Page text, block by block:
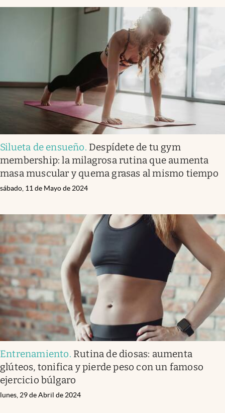
Silueta de ensueño. Despídete de tu gym
membership: la milagrosa rutina que aumenta
masa muscular y quema grasas al mismo tiempo
sábado, 11 de Mayo de 2024
Entrenamiento. Rutina de diosas: aumenta
glúteos, tonifica y pierde peso con un famoso
ejercicio búlgaro
lunes, 29 de Abril de 2024